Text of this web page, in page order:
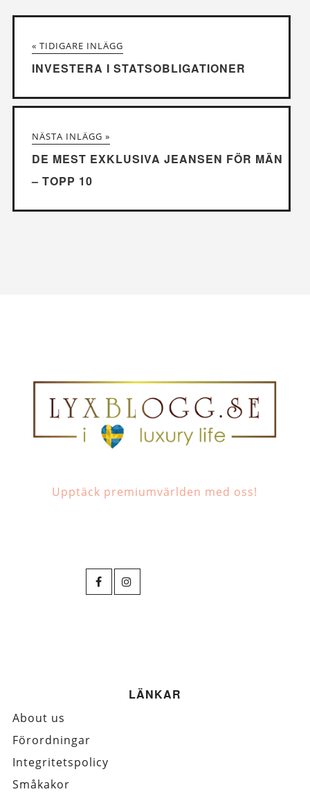
« TIDIGARE INLÄGG
INVESTERA I STATSOBLIGATIONER
NÄSTA INLÄGG »
DE MEST EXKLUSIVA JEANSEN FÖR MÄN
– TOPP 10
Upptäck premiumvärlden med oss!
LÄNKAR
About us
Förordningar
Integritetspolicy
Småkakor